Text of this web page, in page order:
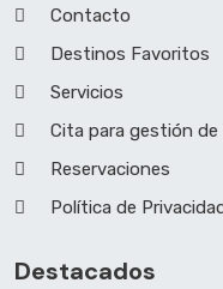
Contacto
Destinos Favoritos
Servicios
Cita para gestión de
Reservaciones
Política de
Destacados